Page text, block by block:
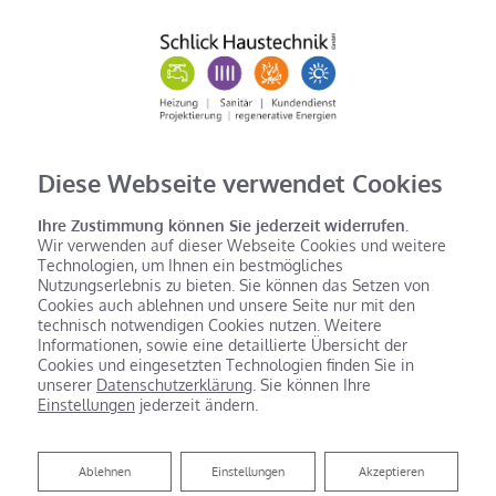
Diese Webseite verwendet Cookies
Ihre Zustimmung können Sie jederzeit widerrufen.
Wir verwenden auf dieser Webseite Cookies und weitere
Technologien, um Ihnen ein bestmögliches
Nutzungserlebnis zu bieten. Sie können das Setzen von
Cookies auch ablehnen und unsere Seite nur mit den
technisch notwendigen Cookies nutzen. Weitere
Informationen, sowie eine detaillierte Übersicht der
Cookies und eingesetzten Technologien finden Sie in
unserer Datenschutzerklärung . Sie können Ihre
Einstellungen jederzeit ändern.
Akzeptieren
Einstellungen
Ablehnen
Ablehnen